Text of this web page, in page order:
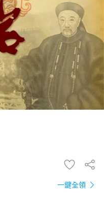
一鍵全領